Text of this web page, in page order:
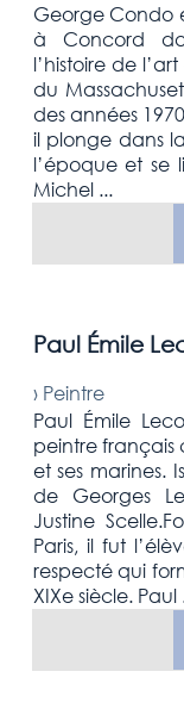
George Condo
à Concord
l’histoire de
du
des années
il plonge dans
l’époque et se
Michel ...
Paul Émile
› Peintre
Paul Émile
peintre français
et ses marines.
de Georges
Justine
Paris, il fut
respecté qui
XIXe siècle. Paul